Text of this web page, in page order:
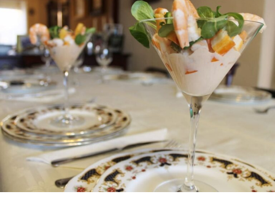
marisco
y
mango
con
salsa
de
mango